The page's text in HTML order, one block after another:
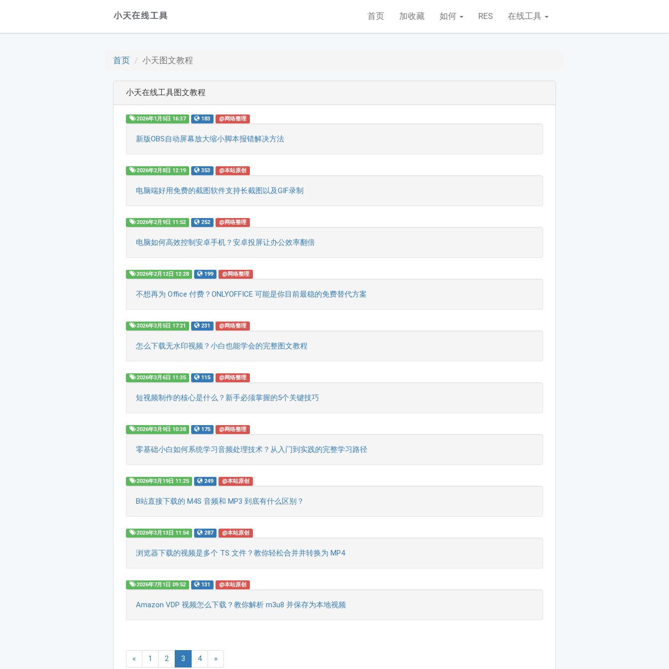
首页 加收藏 如何 RES 在线工具
首页 小天图文教程
小天在线工具图文教程
2026年1月5日 16:37 183 @网络整理
新版OBS自动屏幕放大缩小脚本报错解决方法
2026年2月8日 12:19 353 @本站原创
电脑端好用免费的截图软件支持长截图以及GIF录制
2026年2月9日 11:52 252 @网络整理
电脑如何高效控制安卓手机？安卓投屏让办公效率翻倍
2026年2月12日 12:28 199 @网络整理
不想再为 Office 付费？ONLYOFFICE 可能是你目前最稳的免费替代方案
2026年3月5日 17:21 231 @网络整理
怎么下载无水印视频？小白也能学会的完整图文教程
2026年3月6日 11:35 115 @网络整理
短视频制作的核心是什么？新手必须掌握的5个关键技巧
2026年3月9日 10:38 175 @网络整理
零基础小白如何系统学习音频处理技术？从入门到实践的完整学习路径
2026年3月19日 11:25 249 @本站原创
B站直接下载的 M4S 音频和 MP3 到底有什么区别？
2026年3月13日 11:54 287 @本站原创
浏览器下载的视频是多个 TS 文件？教你轻松合并并转换为 MP4
2026年7月1日 09:52 131 @本站原创
Amazon VDP 视频怎么下载？教你解析 m3u8 并保存为本地视频
« 1 2 3 (current)
4 »